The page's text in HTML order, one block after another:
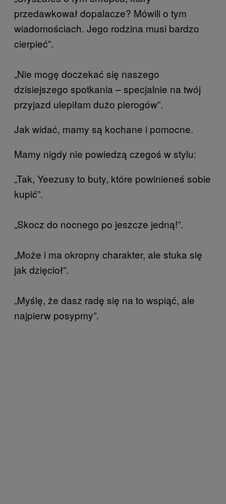
przedawkował dopalacze? Mówili o tym
wiadomościach. Jego rodzina musi bardzo
cierpieć”.
„Nie mogę doczekać się naszego
dzisiejszego spotkania – specjalnie na twój
przyjazd ulepiłam dużo pierogów”.
Jak widać, mamy są kochane i pomocne.
Mamy nigdy nie powiedzą czegoś w stylu:
„Tak, Yeezusy to buty, które powinieneś sobie
kupić”.
„Skocz do nocnego po jeszcze jedną!”.
„Może i ma okropny charakter, ale stuka się
jak dzięcioł”.
„Myślę, że dasz radę się na to wspiąć, ale
najpierw posypmy”.